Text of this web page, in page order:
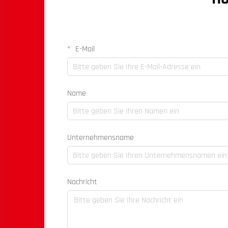
E-Mail
Name
Unternehmensname
Nachricht